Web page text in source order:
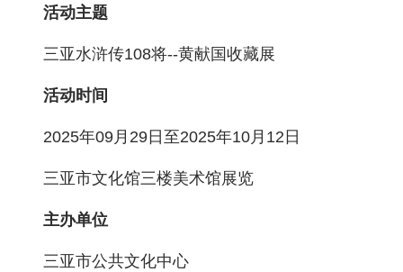
活动主题
三亚水浒传108将--黄献国收藏展
活动时间
2025年09月29日至2025年10月12日
三亚市文化馆三楼美术馆展览
主办单位
三亚市公共文化中心